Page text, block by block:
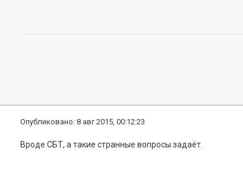
Опубликовано:8 авг 2015, 00:12:23
Вроде СБТ, а такие странные вопросы задаёт.